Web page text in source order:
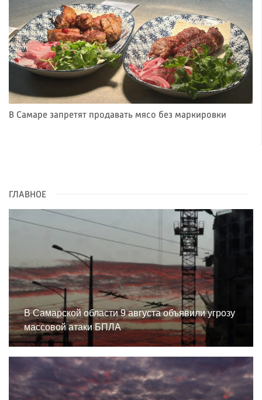
В Самаре запретят продавать мясо без маркировки
ГЛАВНОЕ
В Самарской области 9 августа объявили угрозу
массовой атаки БПЛА